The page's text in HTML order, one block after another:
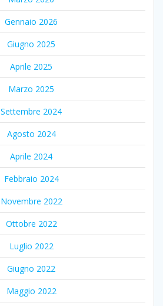
Gennaio 2026
Giugno 2025
Aprile 2025
Marzo 2025
Settembre 2024
Agosto 2024
Aprile 2024
Febbraio 2024
Novembre 2022
Ottobre 2022
Luglio 2022
Giugno 2022
Maggio 2022